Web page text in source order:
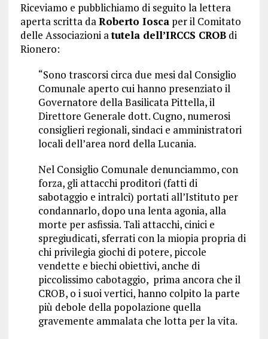
Riceviamo e pubblichiamo di seguito la lettera
aperta scritta daRoberto Ioscaper il Comitato
delle Associazioni atutela dell’IRCCS CROBdi
Rionero:
“Sono trascorsi circa due mesi dal Consiglio
Comunale aperto cui hanno presenziato il
Governatore della Basilicata Pittella, il
Direttore Generale dott. Cugno, numerosi
consiglieri regionali, sindaci e amministratori
locali dell’area nord della Lucania.
Nel Consiglio Comunale denunciammo, con
forza, gli attacchi proditori (fatti di
sabotaggio e intralci) portati all’Istituto per
condannarlo, dopo una lenta agonia, alla
morte per asfissia. Tali attacchi, cinici e
spregiudicati, sferrati con la miopia propria di
chi privilegia giochi di potere, piccole
vendette e biechi obiettivi, anche di
piccolissimo cabotaggio, prima ancora che il
CROB, o i suoi vertici, hanno colpito la parte
più debole della popolazione quella
gravemente ammalata che lotta per la vita.